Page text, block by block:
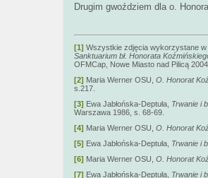
Drugim gwoździem dla o.
[1] Wszystkie zdjęcia wykorzystane
Sanktuarium bł. Honorata
OFMCap, Nowe Miasto nad Pilicą
[2] Maria Werner OSU, O. Honorat
s.217.
[3] Ewa Jabłońska-Deptuła, Trwanie i
Warszawa 1986, s. 68-69.
[4] Maria Werner OSU, O. Honorat
[5] Ewa Jabłońska-Deptuła, Trwanie i
[6] Maria Werner OSU, O. Honorat
[7] Ewa Jabłońska-Deptuła, Trwanie i